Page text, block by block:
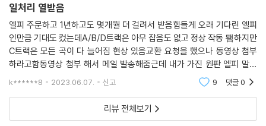
일처리 열받음
엘피 주문하고 1년하고도 몇개월 더 걸려서 받음힘들게 오래 기다린 엘피
인만큼 기대도 컸는데A/B/D트랙은 아무 잡음도 없고 정상 작동 됌하지만
C트랙은 모든 곡이 다 늘어짐 현상 있음교환 요청을 했으나 동영상 첨부
하라고함동영상 첨부 해서 메일 발송해줌근데 내가 가진 원판 엘피 말고
침압조절되는 엘피에 돌려서 동영상 다시 보내라함장난치나요 불량 판정
k******8 2023.06.07. 신고 9 댓글0
리뷰 전체보기